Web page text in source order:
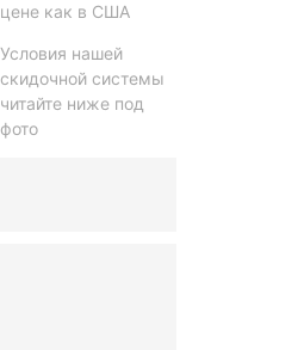
цене как в США
Условия нашей
скидочной системы
читайте ниже под
фото